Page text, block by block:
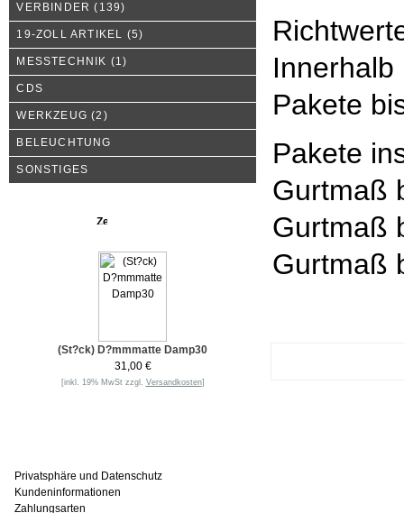
VERBINDER (139)
19-ZOLL ARTIKEL (5)
MESSTECHNIK (1)
CDS
WERKZEUG (2)
BELEUCHTUNG
SONSTIGES
(St?ck) D?mmmatte Damp30
31,00 €
[inkl. 19% MwSt zzgl. Versandkosten]
Privatsphäre und Datenschutz
Kundeninformationen
Zahlungsarten
Innerhalb
Pakete
Pakete
Gurtmaß
Gurtmaß
Gurtmaß